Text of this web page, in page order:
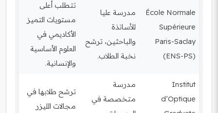
École Normale
Supérieure
Paris-Saclay
(ENS-PS)
مدرسة عليا
للأساتذة
والباحثين، ترشح
نخبة الطلاب.
تتطلب أعلى
مستويات التميز
الأكاديمي في
العلوم الأساسية
والإنسانية.
Institut
d’Optique
مدرسة
متخصصة في
ترشح طلابها في
مجالات الليزر